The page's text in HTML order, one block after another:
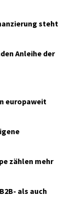
steht
Anleihe der
europaweit
zählen mehr
als auch